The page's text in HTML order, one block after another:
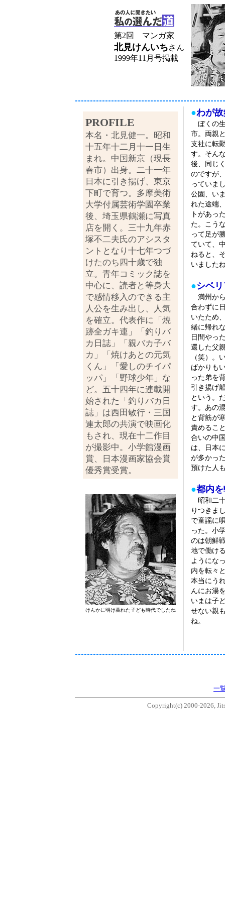
第2回 マンガ家
北見けんいちさん
1999年11月号掲載
PROFILE
本名・北見健一。昭和
十五年十二月十一日生
まれ。中国新京（現長
春市）出身。二十一年
日本に引き揚げ、東京
下町で育つ。多摩美術
大学付属芸術学園卒業
後、埼玉県鶴瀬に写真
店を開く。三十九年赤
塚不二夫氏のアシスタ
ントとなり十七年つづ
けたのち四十歳で独
立。青年コミック誌を
中心に、読者と等身大
で感情移入のできる主
人公を生み出し、人気
を確立。代表作に「焼
跡全ガキ連」「釣りバ
カ日誌」「親バカ子バ
カ」「焼けあとの元気
くん」「愛しのチイパ
ッパ」「野球少年」な
ど。五十四年に連載開
始された「釣りバカ日
誌」は西田敏行・三国
連太郎の共演で映画化
もされ、現在十二作目
が撮影中。小学館漫画
賞、日本漫画家協会賞
優秀賞受賞。
けんかに明け暮れた子ども時代でしたね
●わが
ぼくの
市。両親
支社に転
す。そん
後、同じ
のですが
っていま
公園、い
れた途端
トがあっ
た。こう
って足が
ていて、
ねると、
いました
●シベ
満州か
合わずに
いたため
緒に帰れ
日間やっ
還した父
（笑）。
ばかりも
った弟を
引き揚げ
という。
す。あの
と背筋が
責めるこ
合いの中
は、日本
が多かっ
預けた人
●都内
昭和二
りつきま
で童謡に
った。小
のは朝鮮
地で働け
ようにな
内を転々
本当にう
んにお湯
いまは子
せない親
ね。
一
Copyright(c) 2000-2026,